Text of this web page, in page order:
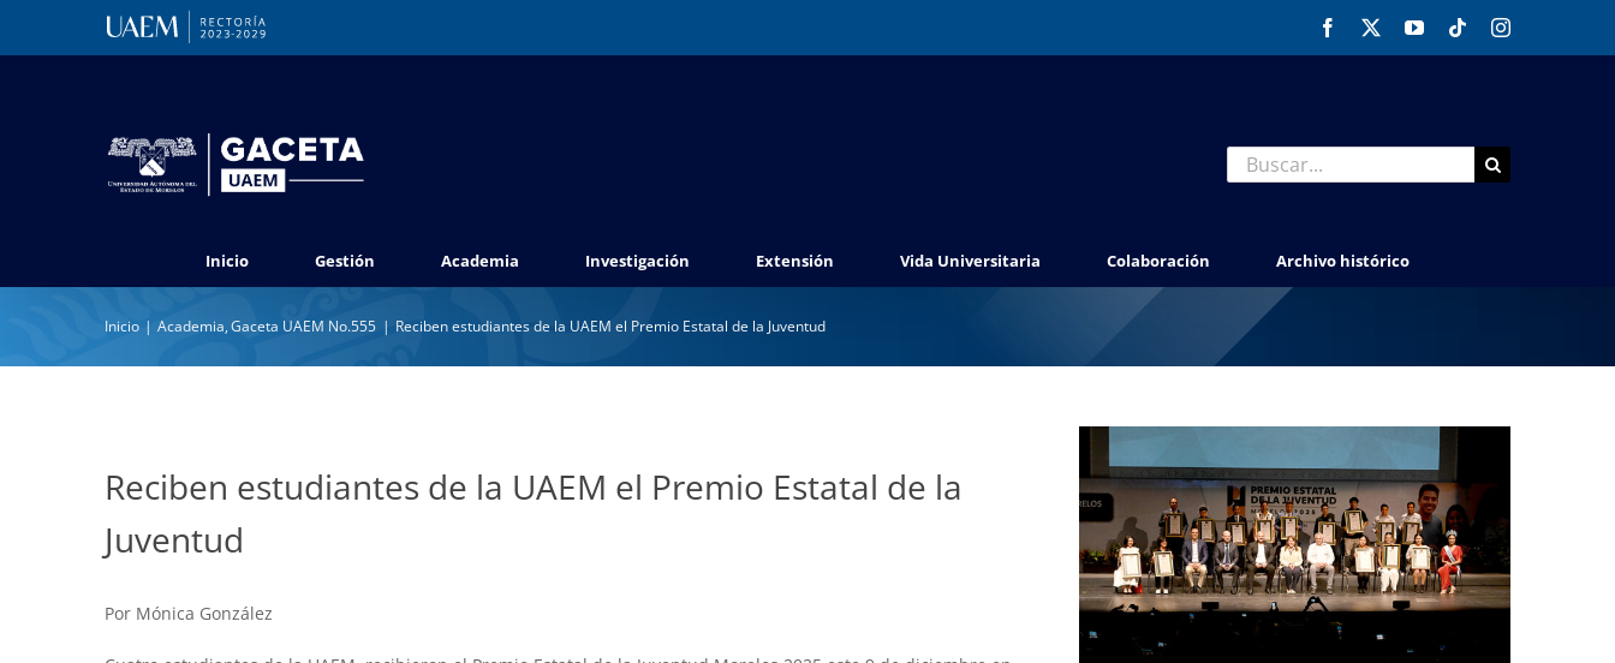
Facebook YouTubeTiktokInstagram
Buscar:
Inicio Gestión Academia Investigación Extensión Vida Universitaria Colaboración Archivo histórico
Inicio Academia Gaceta UAEM No.555 Reciben estudiantes de la UAEM el Premio Estatal de la Juventud
Reciben estudiantes de la UAEM el Premio Estatal de la
Juventud
Por Mónica González